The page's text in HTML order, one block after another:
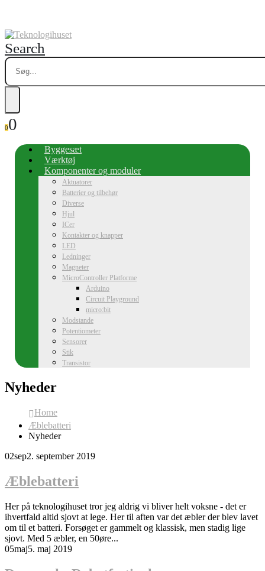
Search
00
Byggesæt
Værktøj
Komponenter og moduler
Aktuatorer
Batterier og tilbehør
Diverse
Hjul
ICer
Kontakter og knapper
LED
Ledninger
Magneter
MicroController Platforme
Arduino
Circuit Playground
micro:bit
Modstande
Potentiometer
Sensorer
Stik
Transistor
Nyheder
Home
Æblebatteri
Nyheder
02sep2. september 2019
Æblebatteri
Her på teknologihuset tror jeg aldrig vi bliver helt voksne - det er
ihvertfald altid sjovt at lege. Her til aften var det æbler der blev lavet
om til et batteri. Forsøget er gammelt og klassisk, men stadig lige
sjovt. Med 5 æbler, en 50øre...
05maj5. maj 2019